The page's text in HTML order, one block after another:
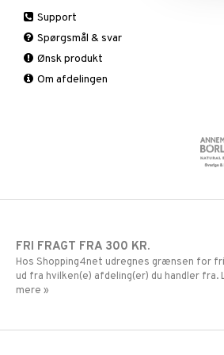
Skelet
Urinveje
Faste
Fedtforbrænding
Måltidserstatning
Øvrige
Antioxidanter
B vitaminer
Børn
C vitaminer
Support
Spørgsmål & svar
Ønsk produkt
Om afdelingen
FRI FRAGT FRA 300 KR.
Hos Shopping4net udregnes grænsen for
ud fra hvilken(e) afdeling(er) du handler fra.
mere »